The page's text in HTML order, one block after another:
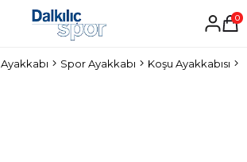
0
Ayakkabı Spor Ayakkabı Koşu Ayakkabısı